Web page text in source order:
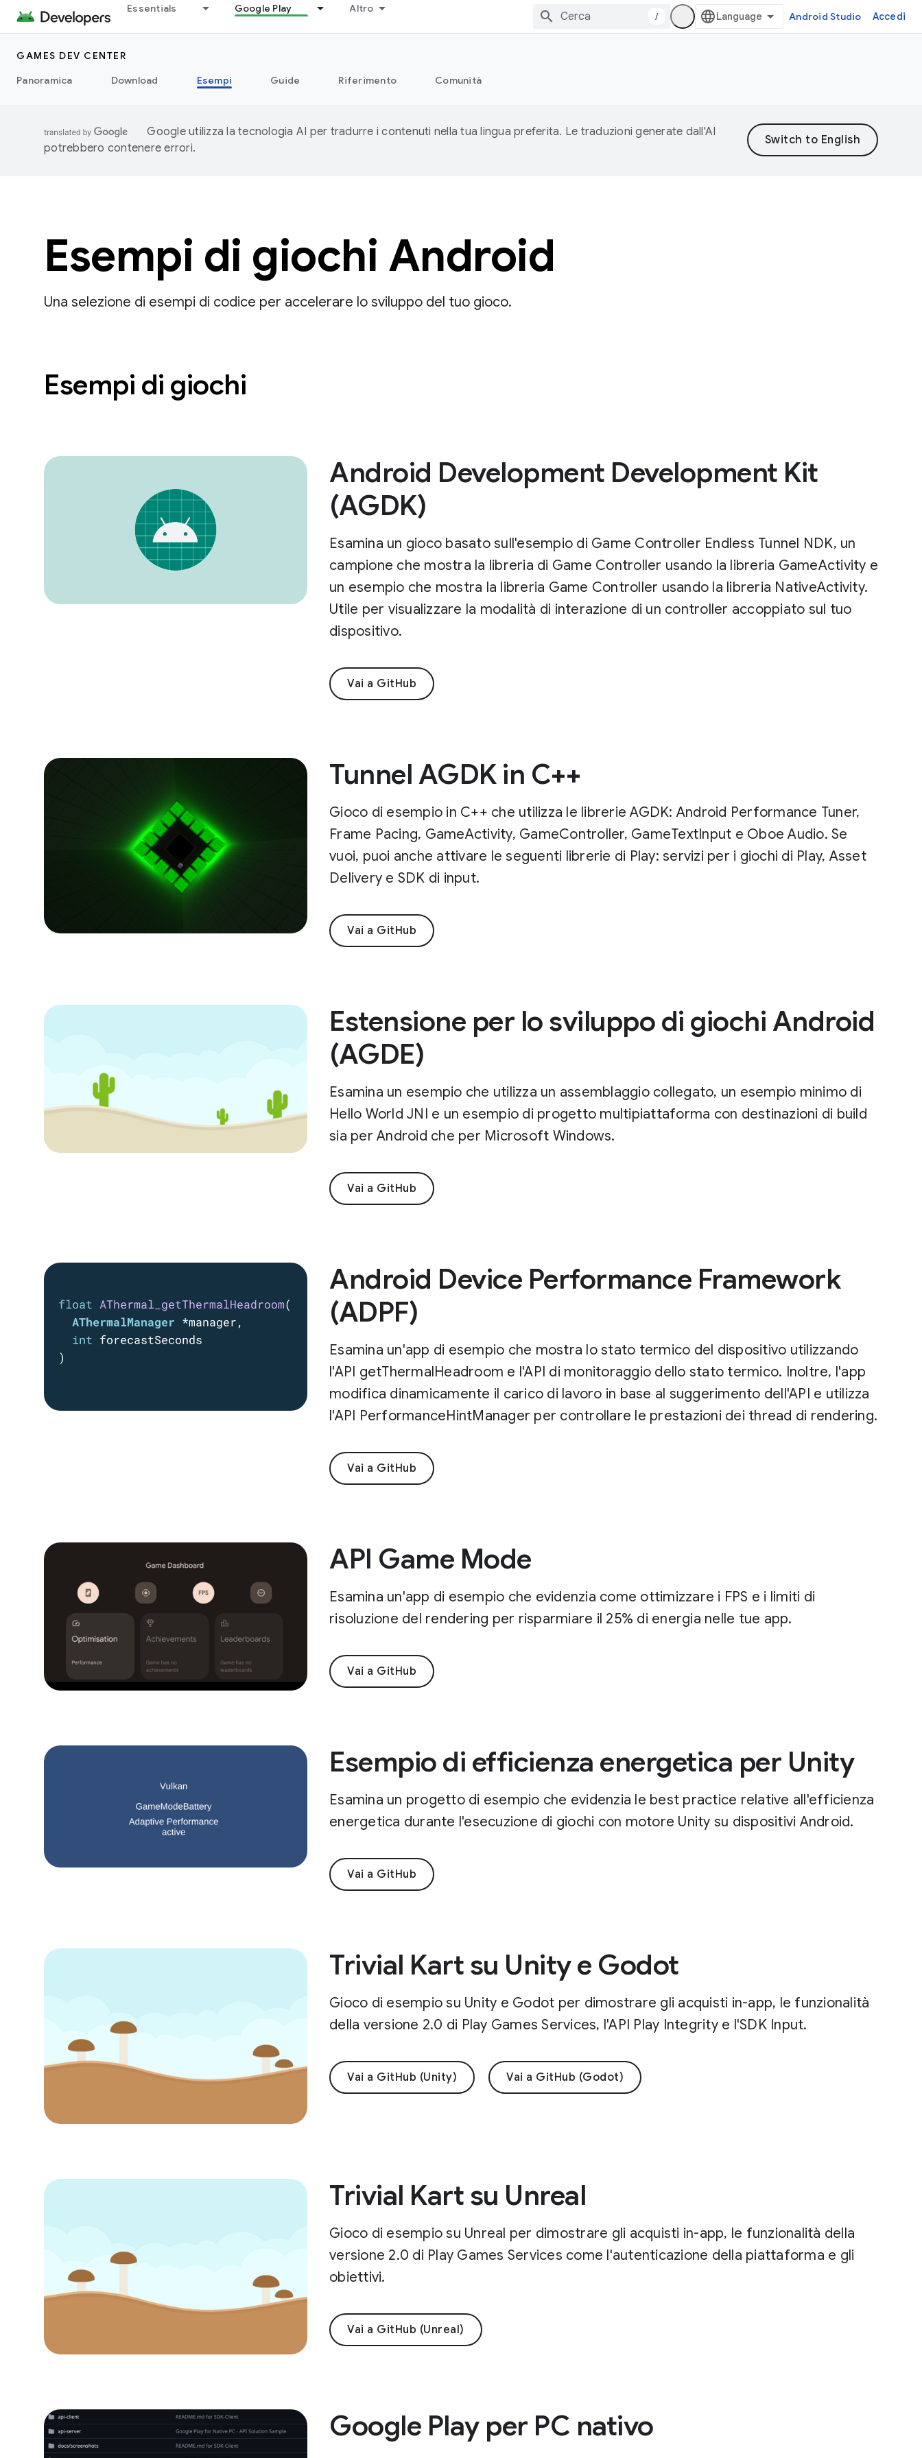
Essentials Google Play Altro
/ Android Studio Accedi
GAMES DEV CENTER
Panoramica
Download Esempi Guide Riferimento Comunità
Google utilizza la tecnologia AI per tradurre i contenuti nella tua lingua preferita. Le traduzioni generate dall'AI
potrebbero contenere errori.
Esempi di giochi Android
Una selezione di esempi di codice per accelerare lo sviluppo del tuo gioco.
Esempi di giochi
Android Development Development Kit
(AGDK)
Esamina un gioco basato sull'esempio di Game Controller Endless Tunnel NDK, un
campione che mostra la libreria di Game Controller usando la libreria GameActivity e
un esempio che mostra la libreria Game Controller usando la libreria NativeActivity.
Utile per visualizzare la modalità di interazione di un controller accoppiato sul tuo
dispositivo.
Vai a GitHub
Tunnel AGDK in C++
Gioco di esempio in C++ che utilizza le librerie AGDK: Android Performance Tuner,
Frame Pacing, GameActivity, GameController, GameTextInput e Oboe Audio. Se
vuoi, puoi anche attivare le seguenti librerie di Play: servizi per i giochi di Play, Asset
Delivery e SDK di input.
Vai a GitHub
Estensione per lo sviluppo di giochi Android
(AGDE)
Esamina un esempio che utilizza un assemblaggio collegato, un esempio minimo di
Hello World JNI e un esempio di progetto multipiattaforma con destinazioni di build
sia per Android che per Microsoft Windows.
Vai a GitHub
Android Device Performance Framework
(ADPF)
Esamina un'app di esempio che mostra lo stato termico del dispositivo utilizzando
l'API getThermalHeadroom e l'API di monitoraggio dello stato termico. Inoltre, l'app
modifica dinamicamente il carico di lavoro in base al suggerimento dell'API e utilizza
l'API PerformanceHintManager per controllare le prestazioni dei thread di rendering.
Vai a GitHub
API Game Mode
Esamina un'app di esempio che evidenzia come ottimizzare i FPS e i limiti di
risoluzione del rendering per risparmiare il 25% di energia nelle tue app.
Vai a GitHub
Esempio di efficienza energetica per Unity
Esamina un progetto di esempio che evidenzia le best practice relative all'efficienza
energetica durante l'esecuzione di giochi con motore Unity su dispositivi Android.
Vai a GitHub
Trivial Kart su Unity e Godot
Gioco di esempio su Unity e Godot per dimostrare gli acquisti in-app, le funzionalità
della versione 2.0 di Play Games Services, l'API Play Integrity e l'SDK Input.
Vai a GitHub (Unity) Vai a GitHub (Godot)
Trivial Kart su Unreal
Gioco di esempio su Unreal per dimostrare gli acquisti in-app, le funzionalità della
versione 2.0 di Play Games Services come l'autenticazione della piattaforma e gli
obiettivi.
Vai a GitHub (Unreal)
Google Play per PC nativo